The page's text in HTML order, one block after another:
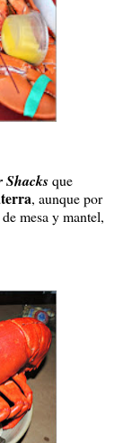
Shacksque
, aunque por
mesa y mantel,